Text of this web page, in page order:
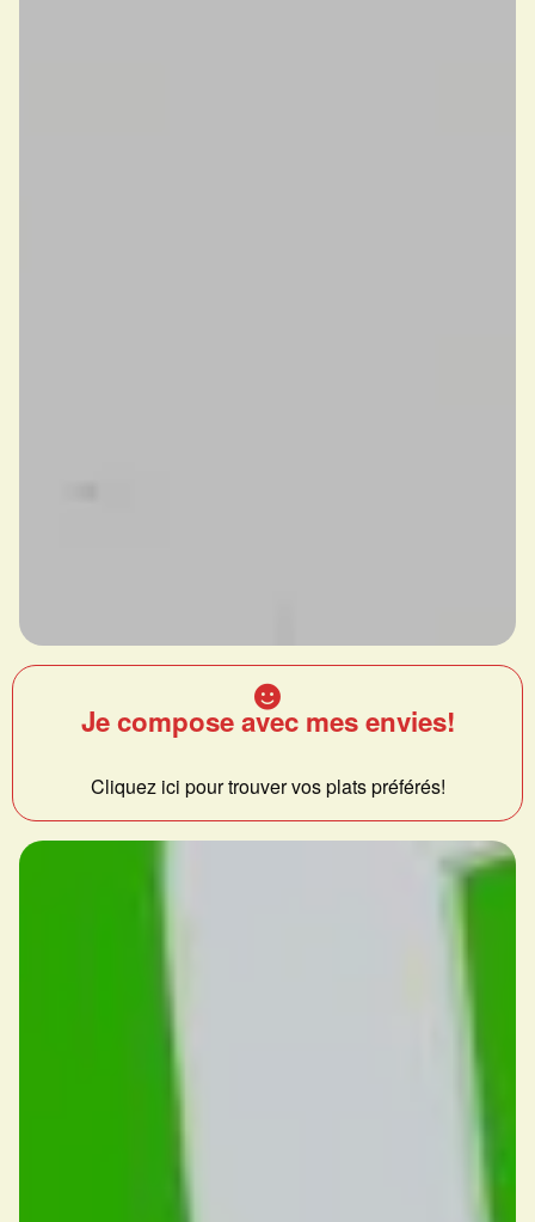
Je compose avec mes envies!
Cliquez ici pour trouver vos plats préférés!